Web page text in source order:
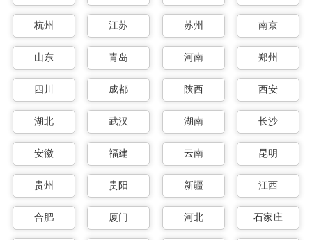
杭州 江苏 苏州 南京
山东 青岛 河南 郑州
四川 成都 陕西 西安
湖北 武汉 湖南 长沙
安徽 福建 云南 昆明
贵州 贵阳 新疆 江西
合肥 厦门 河北 石家庄